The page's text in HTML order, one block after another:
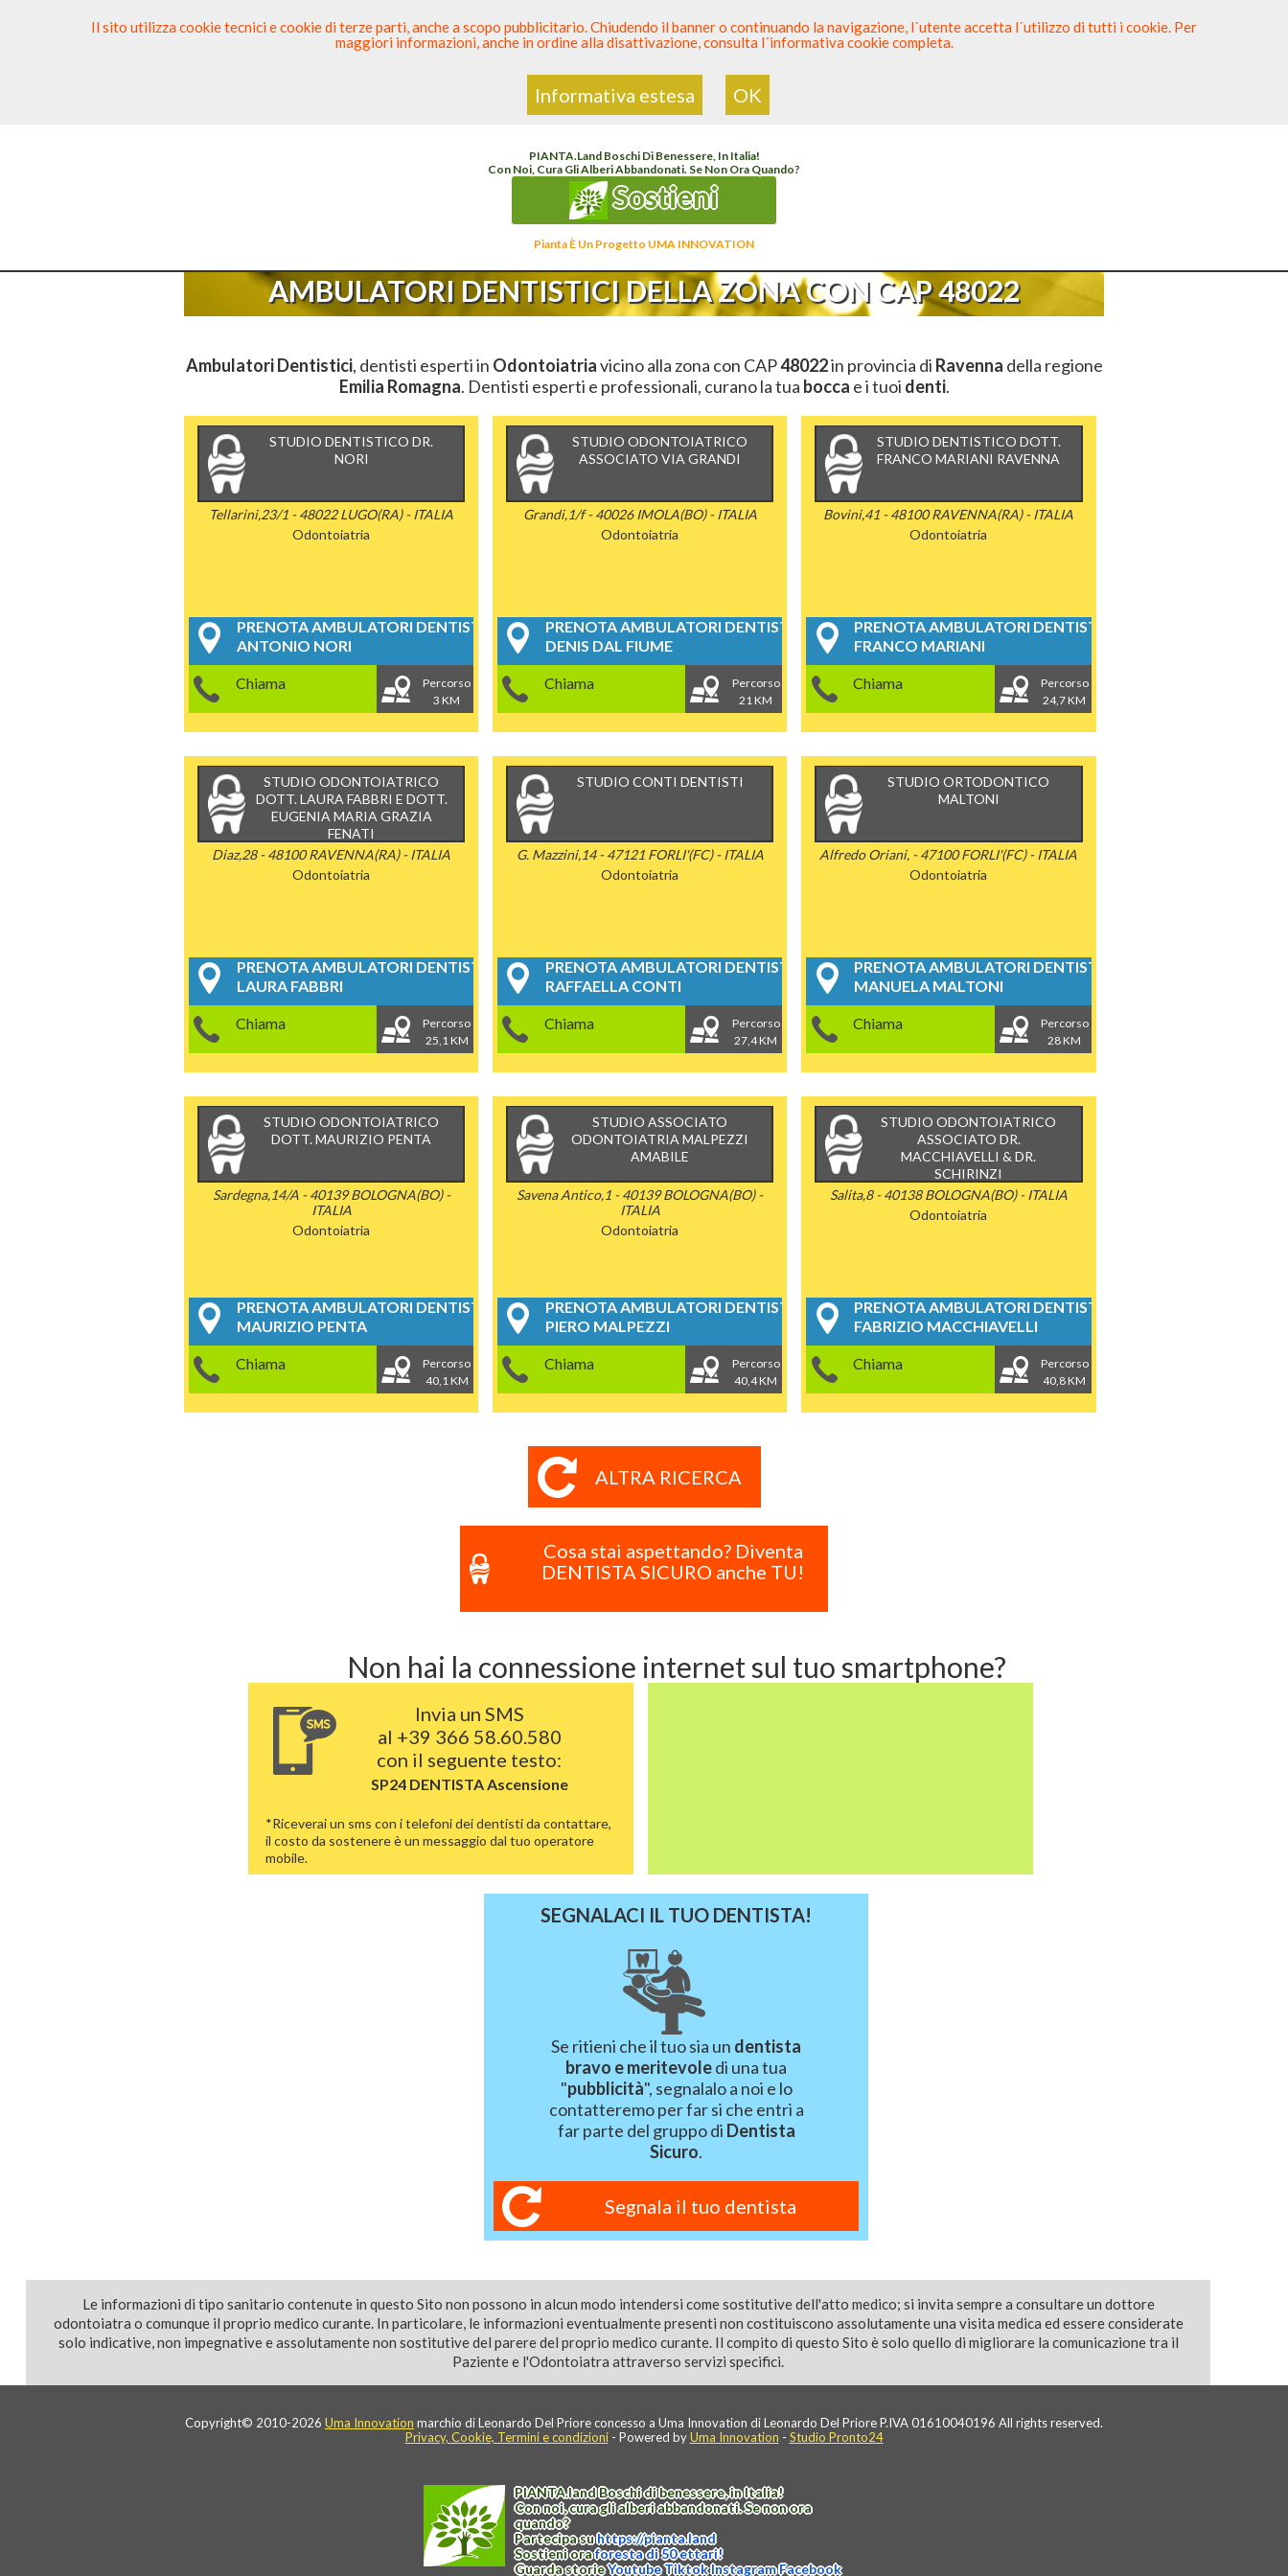
Odontoiatria>Ambulatori Dentistici Emilia Romagna
PIANTA.LandBoschi Di Benessere, In Italia!
Con Noi, Cura Gli Alberi Abbandonati. Se Non Ora Quando?
Sostieni
Pianta È Un Progetto UMA INNOVATION
AMBULATORI DENTISTICI DELLA ZONA CON CAP 48022
Ambulatori Dentistici, dentisti esperti in Odontoiatriavicino alla zona con CAP48022in provincia di Ravenna della regione
Emilia Romagna. Dentisti esperti e professionali, curano la tua bocca e i tuoi denti.
STUDIO DENTISTICO DR.
NORI
Tellarini,23/1 - 48022 LUGO(RA) - ITALIA
Odontoiatria
PRENOTA AMBULATORI DENTISTICI
ANTONIO NORI
Chiama
Percorso
3 KM
STUDIO ODONTOIATRICO
ASSOCIATO VIA GRANDI
Grandi,1/f - 40026 IMOLA(BO) - ITALIA
Odontoiatria
PRENOTA AMBULATORI DENTISTICI
DENIS DAL FIUME
Chiama
Percorso
21 KM
STUDIO DENTISTICO DOTT.
FRANCO MARIANI RAVENNA
Bovini,41 - 48100 RAVENNA(RA) - ITALIA
Odontoiatria
PRENOTA AMBULATORI DENTISTICI
FRANCO MARIANI
Chiama
Percorso
24,7 KM
STUDIO ODONTOIATRICO
DOTT. LAURA FABBRI E DOTT.
EUGENIA MARIA GRAZIA
FENATI
Diaz,28 - 48100 RAVENNA(RA) - ITALIA
Odontoiatria
PRENOTA AMBULATORI DENTISTICI
LAURA FABBRI
Chiama
Percorso
25,1 KM
STUDIO CONTI DENTISTI
G. Mazzini,14 - 47121 FORLI'(FC) - ITALIA
Odontoiatria
PRENOTA AMBULATORI DENTISTICI
RAFFAELLA CONTI
Chiama
Percorso
27,4 KM
STUDIO ORTODONTICO
MALTONI
Alfredo Oriani, - 47100 FORLI'(FC) - ITALIA
Odontoiatria
PRENOTA AMBULATORI DENTISTICI
MANUELA MALTONI
Chiama
Percorso
28 KM
STUDIO ODONTOIATRICO
DOTT. MAURIZIO PENTA
Sardegna,14/A - 40139 BOLOGNA(BO) -
ITALIA
Odontoiatria
PRENOTA AMBULATORI DENTISTICI
MAURIZIO PENTA
Chiama
Percorso
40,1 KM
STUDIO ASSOCIATO
ODONTOIATRIA MALPEZZI
AMABILE
Savena Antico,1 - 40139 BOLOGNA(BO) -
ITALIA
Odontoiatria
PRENOTA AMBULATORI DENTISTICI
PIERO MALPEZZI
Chiama
Percorso
40,4 KM
STUDIO ODONTOIATRICO
ASSOCIATO DR.
MACCHIAVELLI & DR.
SCHIRINZI
Salita,8 - 40138 BOLOGNA(BO) - ITALIA
Odontoiatria
PRENOTA AMBULATORI DENTISTICI
FABRIZIO MACCHIAVELLI
Chiama
Percorso
40,8 KM
ALTRA RICERCA
Cosa stai aspettando? Diventa
DENTISTA SICURO anche TU!
Non hai la connessione internet sul tuo smartphone?
Invia un SMS
al +39 366 58.60.580
con il seguente testo:
SP24 DENTISTAAscensione
*Riceverai un sms con i telefoni dei dentisti da contattare,
il costo da sostenere è un messaggio dal tuo operatore
mobile.
SEGNALACI IL TUO DENTISTA!
Se ritieni che il tuo sia un dentista
bravo e meritevoledi una tua
"pubblicità", segnalalo a noi e lo
contatteremo per far si che entri a
far parte del gruppo di Dentista
Sicuro.
Segnala il tuo dentista
Le informazioni di tipo sanitario contenute in questo Sito non possono in alcun modo intendersi come sostitutive dell'atto medico; si invita sempre a consultare un dottore
odontoiatra o comunque il proprio medico curante. In particolare, le informazioni eventualmente presenti non costituiscono assolutamente una visita medica ed essere considerate
solo indicative, non impegnative e assolutamente non sostitutive del parere del proprio medico curante. Il compito di questo Sito è solo quello di migliorare la comunicazione tra il
Paziente e l'Odontoiatra attraverso servizi specifici.
Copyright© 2010-2026 Uma Innovation marchio di Leonardo Del Priore concesso a Uma Innovation di Leonardo Del Priore P.IVA 01610040196 All rights reserved.
Privacy, Cookie, Termini e condizioni- Powered byUma Innovation - Studio Pronto24
PIANTA.landBoschi di benessere, in Italia!
Con noi, cura gli alberi abbandonati. Se non ora
quando?
Partecipa suhttps://pianta.land
Sostieni oraforesta di 50 ettari!
Guarda storieYoutubeTiktokInstagramFacebook
Il sito utilizza cookie tecnici e cookie di terze parti, anche a scopo pubblicitario. Chiudendo il banner o continuando la navigazione, l´utente accetta l´utilizzo di tutti i cookie. Per
maggiori informazioni, anche in ordine alla disattivazione, consulta l´informativa cookie completa.
Informativa estesa OK